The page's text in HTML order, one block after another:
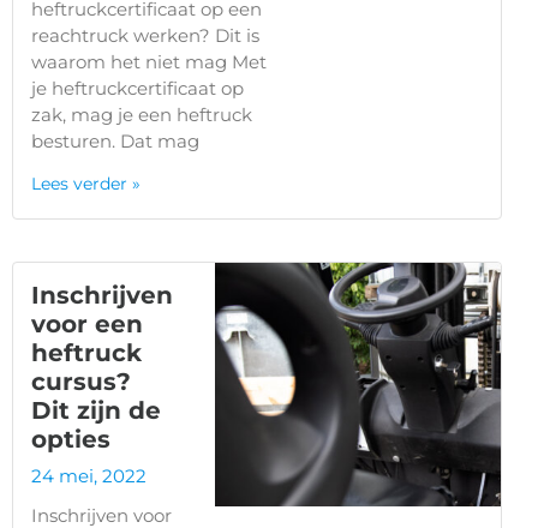
heftruckcertificaat op een
reachtruck werken? Dit is
waarom het niet mag Met
je heftruckcertificaat op
zak, mag je een heftruck
besturen. Dat mag
Lees verder »
Inschrijven
voor een
heftruck
cursus?
Dit zijn de
opties
24 mei, 2022
Inschrijven voor